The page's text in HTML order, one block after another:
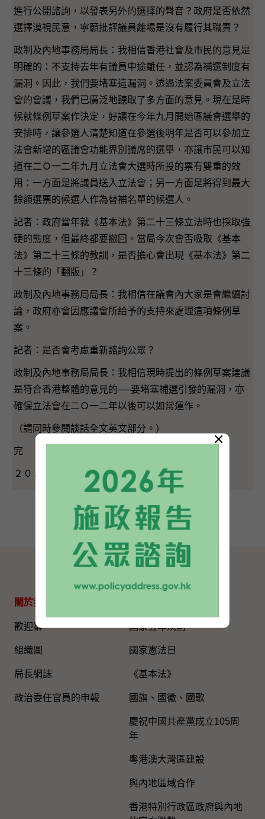
進行公開諮詢，以發表另外的選擇的聲音？政府是否依然
選擇漠視民意，寧願批評議員離場是沒有履行其職責？
政制及內地事務局局長：我相信香港社會及市民的意見是
明確的：不支持去年有議員中途離任，並認為補選制度有
漏洞。因此，我們要堵塞這漏洞。透過法案委員會及立法
會的會議，我們已廣泛地聽取了多方面的意見。現在是時
候就條例草案作決定，好讓在今年九月開始區議會選舉的
安排時，讓參選人清楚知道在參選後明年是否可以參加立
法會新增的區議會功能界別議席的選舉，亦讓市民可以知
道在二Ｏ一二年九月立法會大選時所投的票有雙重的效
用：一方面是將議員送入立法會；另一方面是將得到最大
餘額選票的候選人作為替補名單的候選人。
記者：政府當年就《基本法》第二十三條立法時也採取強
硬的態度，但最終都要撤回。當局今次會否吸取《基本
法》第二十三條的教訓，是否擔心會出現《基本法》第二
十三條的「翻版」？
政制及內地事務局局長：我相信在議會內大家是會繼續討
論，政府亦會因應議會所給予的支持來處理這項條例草
案。
記者：是否會考慮重新諮詢公眾？
政制及內地事務局局長：我相信現時提出的條例草案建議
是符合香港整體的意見的──要堵塞補選引發的漏洞，亦
確保立法會在二Ｏ一二年以後可以如常運作。
（請同時參閱談話全文英文部分。）
完
２０１１年６月２２日（星期三）
網站地圖
關於我們
歡迎辭
組織圖​
局長網誌
政治委任官員的申報
國家五年規劃
國家憲法日
《基本法》
國旗、國徽、國歌
慶祝中國共產黨成立105周
年
粵港澳大灣區建設
與內地區域合作
香港特別行政區政府與內地
×